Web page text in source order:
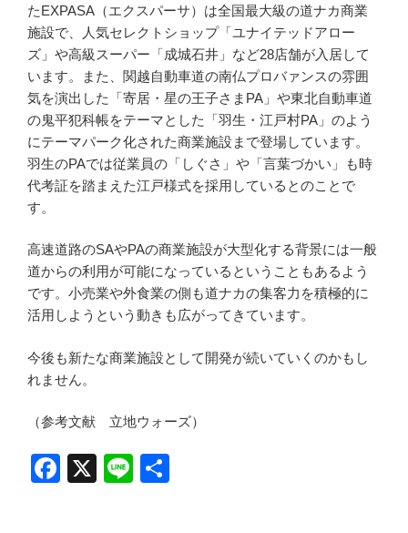
たEXPASA（エクスパーサ）は全国最大級の道ナカ商業
施設で、人気セレクトショップ「ユナイテッドアロー
ズ」や高級スーパー「成城石井」など28店舗が入居して
います。また、関越自動車道の南仏プロバァンスの雰囲
気を演出した「寄居・星の王子さまPA」や東北自動車道
の鬼平犯科帳をテーマとした「羽生・江戸村PA」のよう
にテーマパーク化された商業施設まで登場しています。
羽生のPAでは従業員の「しぐさ」や「言葉づかい」も時
代考証を踏まえた江戸様式を採用しているとのことで
す。
高速道路のSAやPAの商業施設が大型化する背景には一般
道からの利用が可能になっているということもあるよう
です。小売業や外食業の側も道ナカの集客力を積極的に
活用しようという動きも広がってきています。
今後も新たな商業施設として開発が続いていくのかもし
れません。
（参考文献 立地ウォーズ）
F
X
Li